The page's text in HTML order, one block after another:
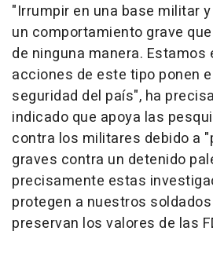
"Irrumpir en una base militar
un comportamiento grave
de ninguna manera. Estamos
acciones de este tipo ponen
seguridad del país", ha
indicado que apoya las
contra los militares debido a
graves contra un detenido
precisamente estas
protegen a nuestros
preservan los valores de las